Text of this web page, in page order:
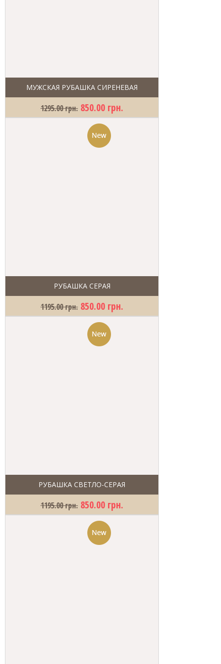
МУЖСКАЯ РУБАШКА СИРЕНЕВАЯ
1295.00 грн. 850.00 грн.
РУБАШКА СЕРАЯ
1195.00 грн. 850.00 грн.
РУБАШКА СВЕТЛО-СЕРАЯ
1195.00 грн. 850.00 грн.